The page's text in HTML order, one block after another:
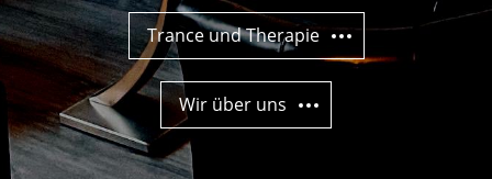
Trance und Therapie
Wir über uns